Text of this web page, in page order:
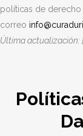
políticas de derecho
correo
Última